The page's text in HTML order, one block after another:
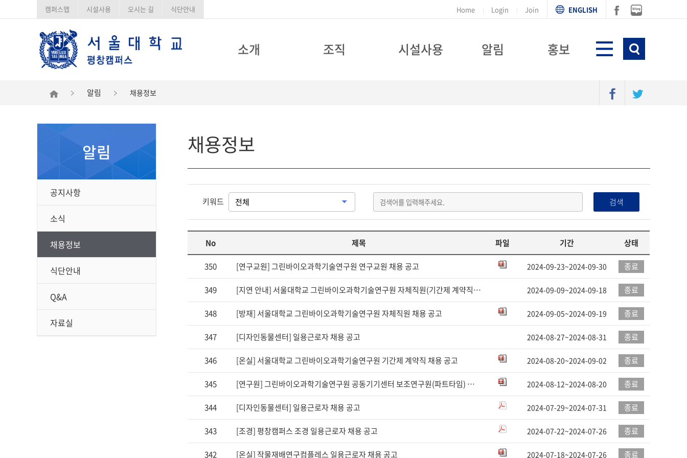
소개 조직 시설사용 알림 홍보
캠퍼스맵 시설사용 오시는 길 식단안내 Home Login Join ENGLISH
알림 채용정보
알림
공지사항
소식
채용정보
식단안내
Q&A
자료실
채용정보
키워드 검색
No 제목 파일 기간 상태
350 [연구교원] 그린바이오과학기술연구원 연구교원 채용 공고 2024-09-23~2024-09-30 종료
349 [지연 안내] 서울대학교 그린바이오과학기술연구원 자체직원(기간제 계약직) 채용 서류 전형 결과 발표 연기 안내 2024-09-09~2024-09-18 종료
348 [방재] 서울대학교 그린바이오과학기술연구원 자체직원 채용 공고 2024-09-05~2024-09-19 종료
347 [디자인동물센터] 일용근로자 채용 공고 2024-08-27~2024-08-31 종료
346 [온실] 서울대학교 그린바이오과학기술연구원 기간제 계약직 채용 공고 2024-08-20~2024-09-02 종료
345 [연구원] 그린바이오과학기술연구원 공동기기센터 보조연구원(파트타임) 채용 공고 2024-08-12~2024-08-20 종료
344 [디자인동물센터] 일용근로자 채용 공고 2024-07-29~2024-07-31 종료
343 [조경] 평창캠퍼스 조경 일용근로자 채용 공고 2024-07-22~2024-07-26 종료
342 [온실] 작물재배연구컴플레스 일용근로자 채용 공고 2024-07-18~2024-07-26 종료